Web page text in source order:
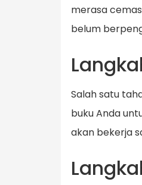
merasa
belum
Salah satu
buku Anda
akan bekerja